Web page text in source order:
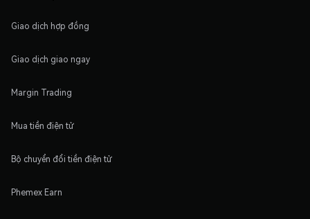
Giao dịch hợp đồng
Giao dịch giao ngay
Margin Trading
Mua tiền điện tử
Bộ chuyển đổi tiền điện tử
Phemex Earn